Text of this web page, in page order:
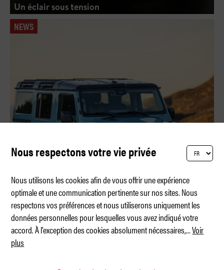
Un éclair sous tension
NEWS
Mise à niveau pour l'Ineos Grenadier
Nous respectons votre vie privée
Nous utilisons les cookies afin de vous offrir une expérience
optimale et une communication pertinente sur nos sites. Nous
respectons vos préférences et nous utiliserons uniquement les
données personnelles pour lesquelles vous avez indiqué votre
accord. À l'exception des cookies absolument nécessaires,...Voir
plus